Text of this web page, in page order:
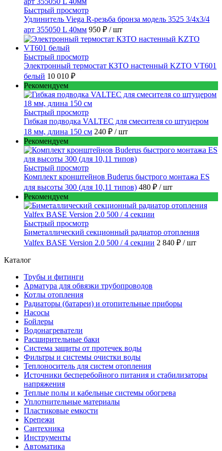
Быстрый просмотр
Удлинитель Viega R-резьба бронза модель 3525 3/4x3/4
арт 355050 L 40мм 950 ₽ / шт
Быстрый просмотр
Электронный термостат КЗТО настенный KZTO VT601
белый 10 010 ₽
Рекомендуем
Быстрый просмотр
Гибкая подводка VALTEC для смесителя со штуцером
18 мм, длина 150 см 240 ₽ / шт
Рекомендуем
Быстрый просмотр
Комплект кронштейнов Buderus быстрого монтажа ES
для высоты 300 (для 10,11 типов) 480 ₽ / шт
Рекомендуем
Быстрый просмотр
Биметаллический секционный радиатор отопления
Valfex BASE Version 2.0 500 / 4 секции 2 840 ₽ / шт
Каталог
Трубы и фитинги
Арматура для обвязки трубопроводов
Котлы отопления
Радиаторы (батареи) и отопительные приборы
Насосы
Бойлеры
Водонагреватели
Расширительные баки
Система защиты от протечек воды
Фильтры и системы очистки воды
Теплоноситель для систем отопления
Источники бесперебойного питания и стабилизаторы
напряжения
Теплые полы и кабельные системы обогрева
Уплотнительные материалы
Пластиковые емкости
Крепежи
Сантехника
Инструменты
Автоматика